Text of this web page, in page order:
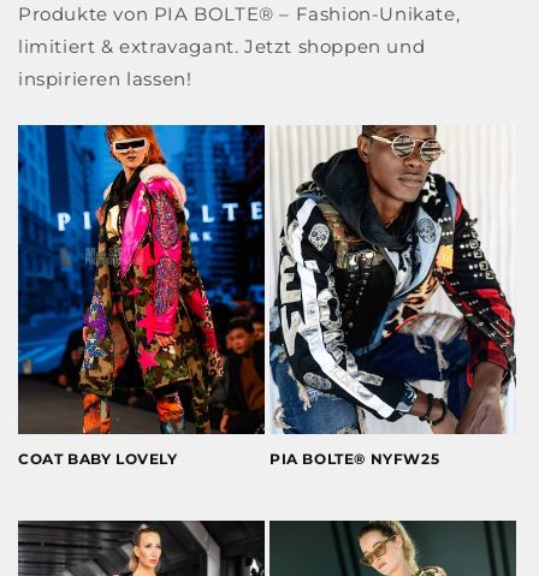
Produkte von PIA BOLTE® – Fashion-Unikate,
limitiert & extravagant. Jetzt shoppen und
inspirieren lassen!
COAT BABY LOVELY PIA BOLTE® NYFW25